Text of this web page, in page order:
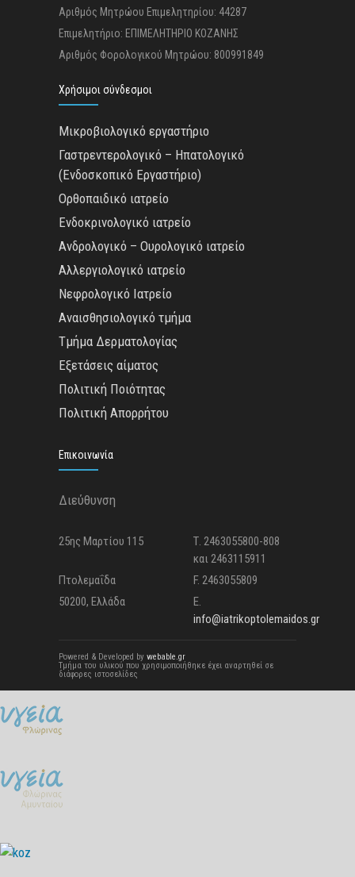
Αριθμός Μητρώου Επιμελητηρίου: 44287
Επιμελητήριο: ΕΠΙΜΕΛΗΤΗΡΙΟ ΚΟΖΑΝΗΣ
Αριθμός Φορολογικού Μητρώου: 800991849
Χρήσιμοι σύνδεσμοι
Μικροβιολογικό εργαστήριο
Γαστρεντερολογικό – Ηπατολογικό
(Ενδοσκοπικό Εργαστήριο)
Ορθοπαιδικό ιατρείο
Ενδοκρινολογικό ιατρείο
Ανδρολογικό – Ουρολογικό ιατρείο
Αλλεργιολογικό ιατρείο
Νεφρολογικό Ιατρείο
Αναισθησιολογικό τμήμα
Τμήμα Δερματολογίας
Εξετάσεις αίματος
Πολιτική Ποιότητας
Πολιτική Απορρήτου
Επικοινωνία
Διεύθυνση
25ης Μαρτίου 115
Τ. 2463055800-808
και 2463115911
Πτολεμαΐδα
F. 2463055809
50200, Ελλάδα
E.
info@iatrikoptolemaidos.gr
Powered & Developed by webable.gr
Τμήμα του υλικού που χρησιμοποιήθηκε έχει αναρτηθεί σε
διάφορες ιστοσελίδες